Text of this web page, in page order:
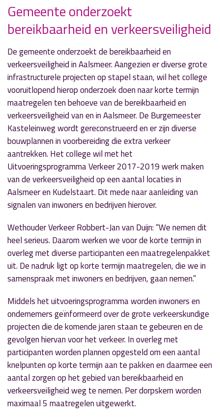
« Vorig nieuwsbericht
Man dood gevonden in Turfstekerstraat
30 maart 2017
» Volgend nieuwsbericht
Bermbrand Legmeerdijk
30 maart 2017
Gemeente onderzoekt
bereikbaarheid en verkeersveiligheid
De gemeente onderzoekt de bereikbaarheid en
verkeersveiligheid in Aalsmeer. Aangezien er diverse grote
infrastructurele projecten op stapel staan, wil het college
vooruitlopend hierop onderzoek doen naar korte termijn
maatregelen ten behoeve van de bereikbaarheid en
verkeersveiligheid van en in Aalsmeer. De Burgemeester
Kasteleinweg wordt gereconstrueerd en er zijn diverse
bouwplannen in voorbereiding die extra verkeer
aantrekken. Het college wil met het
Uitvoeringsprogramma Verkeer 2017-2019 werk maken
van de verkeersveiligheid op een aantal locaties in
Aalsmeer en Kudelstaart. Dit mede naar aanleiding van
signalen van inwoners en bedrijven hierover.
Wethouder Verkeer Robbert-Jan van Duijn: “We nemen dit
heel serieus. Daarom werken we voor de korte termijn in
overleg met diverse participanten een maatregelenpakket
uit. De nadruk ligt op korte termijn maatregelen, die we in
samenspraak met inwoners en bedrijven, gaan nemen.”
Middels het uitvoeringsprogramma worden inwoners en
ondernemers geïnformeerd over de grote verkeerskundige
projecten die de komende jaren staan te gebeuren en de
gevolgen hiervan voor het verkeer. In overleg met
participanten worden plannen opgesteld om een aantal
knelpunten op korte termijn aan te pakken en daarmee een
aantal zorgen op het gebied van bereikbaarheid en
verkeersveiligheid weg te nemen. Per dorpskern worden
maximaal 5 maatregelen uitgewerkt.